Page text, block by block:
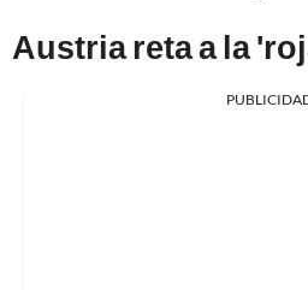
Austria reta a la